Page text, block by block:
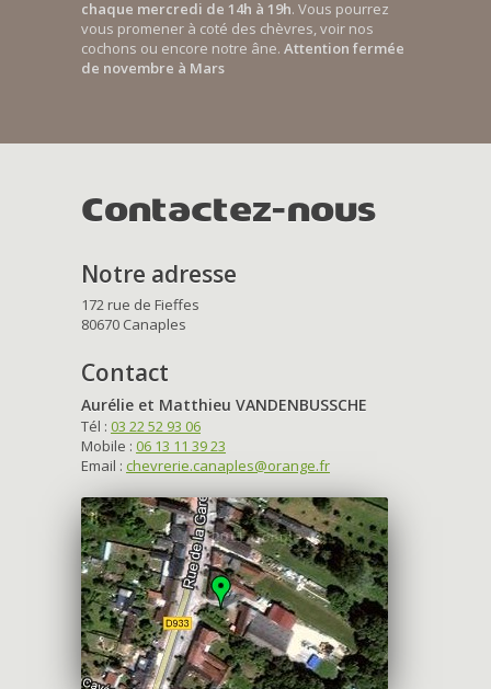
chaque mercredi de 14h à 19h. Vous pourrez
vous promener à coté des chèvres, voir nos
cochons ou encore notre âne. Attention fermée
de novembre à Mars
Contactez-nous
Notre adresse
172 rue de Fieffes
80670 Canaples
Contact
Aurélie et Matthieu VANDENBUSSCHE
Tél : 03 22 52 93 06
Mobile : 06 13 11 39 23
Email : chevrerie.canaples@orange.fr